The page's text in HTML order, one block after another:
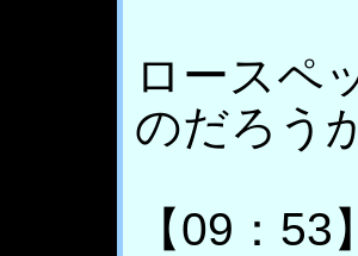
ロースペ
のだろう
【09：53】